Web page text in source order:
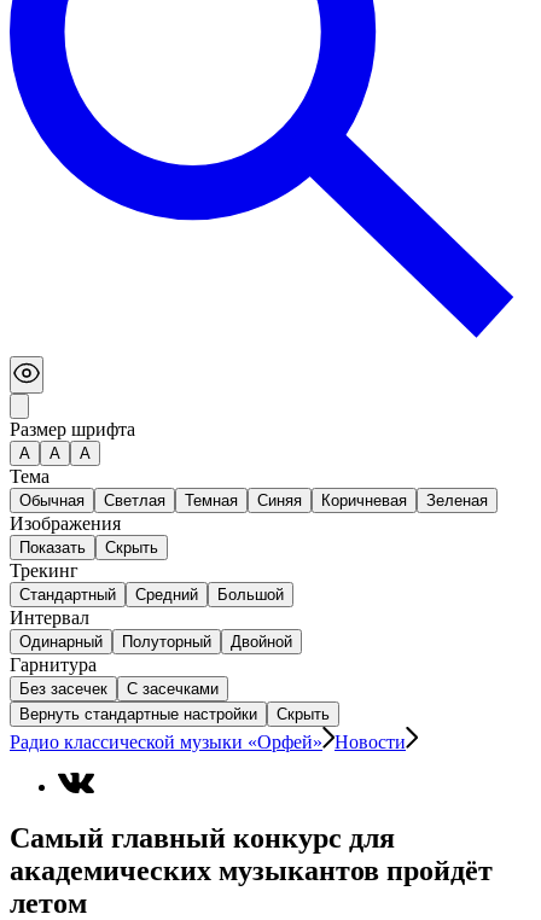
Размер шрифта
А A A
Тема
Обычная Светлая Темная Синяя Коричневая Зеленая
Изображения
Показать Скрыть
Трекинг
Стандартный Средний Большой
Интервал
Одинарный Полуторный Двойной
Гарнитура
Без засечек
С засечками
Вернуть стандартные настройки
Скрыть
Радио классической музыки «Орфей» Новости
Самый главный конкурс для
академических музыкантов пройдёт
летом